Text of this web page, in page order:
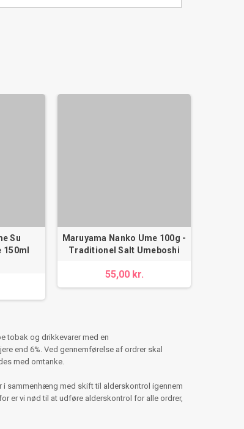
Su
Maruyama Nanko Ume 100g -
Traditionel Salt Umeboshi
55,00 kr.
tobak og drikkevarer med en
end 6%. Ved gennemførelse af ordrer skal
med omtanke.
i sammenhæng med skift til alderskontrol igennem
er vi nød til at udføre alderskontrol for alle ordrer,